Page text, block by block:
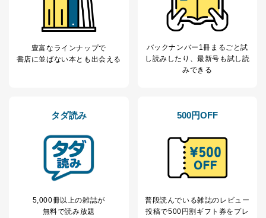
制定：2005年4月1日
株式会社富士山マガジンサービス
代表取締役会長 西野 伸一郎
個人情報の取扱いについて
用・提供・管理いたします。
東京都渋谷区南平台町16-11
株式会社富士山マガジンサービス
代表取締役会長 西野 伸一郎
個人情報保護管理者: 経営管理グループディレクター 前
田 嘉也
２．利用目的
豊富なラインナップで
書店に並ばない本とも出会える
バックナンバー1冊まるごと試
し読み したり、最新号も試し読
みできる
タダ読み
5,000冊以上の雑誌が
無料で読み放題
500円OFF
普段読んでいる雑誌のレビュー
投稿で500円割ギフト券をプレ